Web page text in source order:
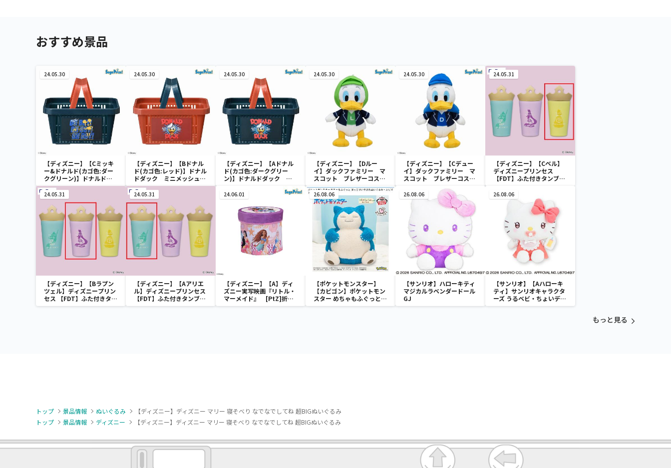
おすすめ景品
24.05.30
【ディズニー】【Cミッキ
ー&ドナルド(カゴ色:ダー
クグリーン)】ドナルドダ
ック ミニメッシュカゴ
24.05.30
【ディズニー】【Bドナル
ド(カゴ色:レッド)】ドナル
ドダック ミニメッシュカ
ゴ
24.05.30
【ディズニー】【Aドナル
ド(カゴ色:ダークグリー
ン)】ドナルドダック ミ
24.05.30
【ディズニー】【Dルー
イ】ダックファミリー マ
スコット ブレザーコスチ
ューム
24.05.30
【ディズニー】【Cデュー
イ】ダックファミリー マ
スコット ブレザーコスチ
24.05.31
【ディズニー】【Cベル】
ディズニープリンセス
【FDT】ふた付きタンブラ
24.05.31
【ディズニー】【Bラプン
ツェル】ディズニープリン
セス 【FDT】ふた付きタン
ブラー
24.05.31
【ディズニー】【Aアリエ
ル】ディズニープリンセス
【FDT】ふた付きタンブラ
ー
24.06.01
【ディズニー】【A】ディ
ズニー実写映画『リトル・
マーメイド』 [PtZ]折り
畳みボックスチェアー
26.08.06
【ポケットモンスター】
【カビゴン】ポケットモン
スター めちゃもふぐっと
ほっこりいやされぬいぐる
26.08.06
【サンリオ】ハローキティ
マジカルラベンダードール
GJ
26.08.06
【サンリオ】【Aハローキ
ティ】サンリオキャラクタ
ーズ うるベビ・ちょいデカ
ドール
もっと見る
トップ 景品情報 ぬいぐるみ
【ディズニー】ディズニー マリー 寝そべり なでなでしてね 超BIGぬいぐるみ
トップ
景品情報 ディズニー 【ディズニー】ディズニー マリー 寝そべり なでなでしてね 超BIGぬいぐるみ